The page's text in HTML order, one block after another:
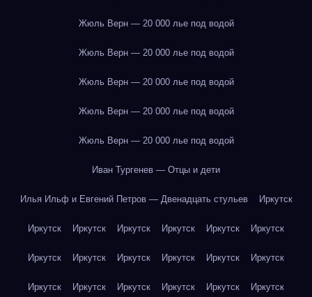
Жюль Верн — 20 000 лье под водой
Жюль Верн — 20 000 лье под водой
Жюль Верн — 20 000 лье под водой
Жюль Верн — 20 000 лье под водой
Жюль Верн — 20 000 лье под водой
Иван Тургенев — Отцы и дети
Илья Ильф и Евгений Петров — Двенадцать стульев Иркутск
Иркутск Иркутск Иркутск Иркутск Иркутск Иркутск
Иркутск Иркутск Иркутск Иркутск Иркутск Иркутск
Иркутск Иркутск Иркутск Иркутск Иркутск Иркутск